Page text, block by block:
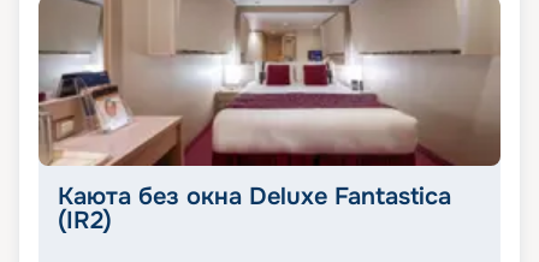
Каюта без окна Deluxe Fantastica
(IR2)